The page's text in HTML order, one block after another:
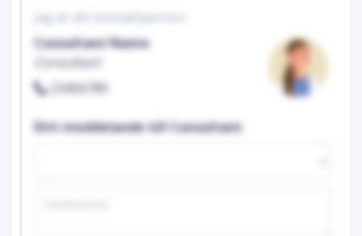
Jag är din kontaktperson
Consultant Name
Consultant
23456789
Ditt meddelande till Consultant